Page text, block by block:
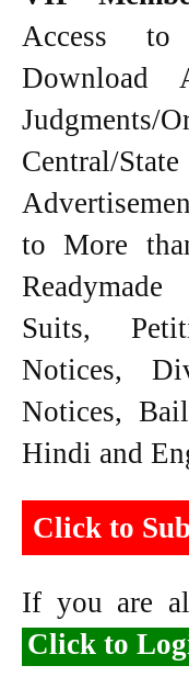
Access
Download
Central/
to More
Suits,
Notices,
Notices,
Hindi and
Click to
If you are
Click to